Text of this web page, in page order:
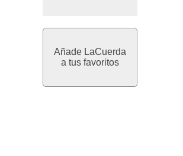
Añade LaCuerda
a tus favoritos